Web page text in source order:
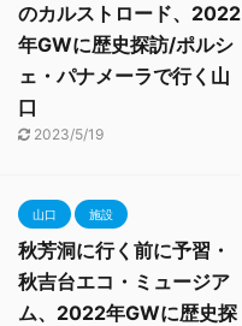
のカルストロード、2022
年GWに歴史探訪/ポルシ
ェ・パナメーラで行く山
口
2023/5/19
山口 施設
秋芳洞に行く前に予習・
秋吉台エコ・ミュージア
ム、2022年GWに歴史探